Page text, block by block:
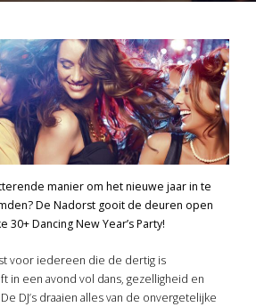
manier om het nieuwe jaar in te
De Nadorst gooit de deuren open
Dancing New Year’s Party!
voor iedereen die de dertig is
in een avond vol dans, gezelligheid en
DJ’s draaien alles van de onvergetelijke